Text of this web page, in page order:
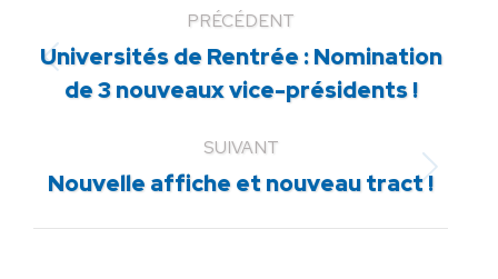
PRÉCÉDENT
Article
précédent
Universités de Rentrée : Nomination
de 3 nouveaux vice-présidents !
SUIVANT
Article
:
Nouvelle affiche et nouveau tract !